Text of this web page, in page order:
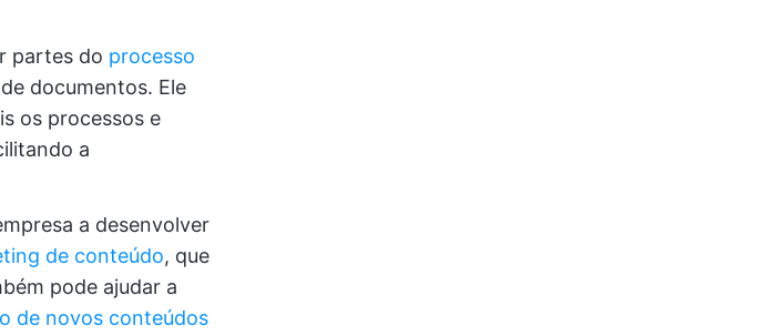
partes do processo
documentos. Ele
os processos e
a
a desenvolver
de conteúdo, que
pode ajudar a
de novos conteúdos